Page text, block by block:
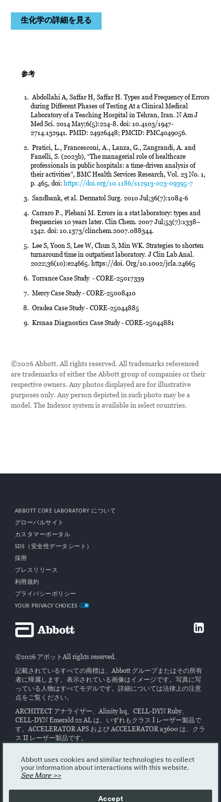
生化学の詳細を見る
参考
Abdollahi A, Saffar H, Saffar H. Types and Frequency of Errors
during Different Phases of Testing At a Clinical Medical
Laboratory of a Teaching Hospital in Tehran, Iran. N Am J
Med Sci. 2014 May;6(5):224-8. doi: 10.4103/1947-
2714.132941. PMID: 24926448; PMCID: PMC4049056.
Pratici, L., Francesconi, A., Lanza, G., Zangrandi, A. and
Fanelli, S. (2023b), “The managerial role of healthcare
professionals in public hospitals: a time-driven analysis of
their activities”, BMC Health Services Research, Vol. 23 No. 1,
p. 465, doi:https://doi.org/10.1186/s12913-023-09395-7
Sandbank, et al. Dermatol Surg. 2010 Jul;36(7):1084-6
Carraro P., Plebani M. Errors in a stat laboratory: types and
frequencies 10 years later. Clin Chem. 2007 Jul;53(7):1338–
1342. doi: 10.1373/clinchem.2007.088344.
Lee S, Yoon S, Lee W, Chun S, Min WK. Strategies to shorten
turnaround time in outpatient laboratory. J Clin Lab Anal.
2022;36(10):e24665. https://doi. Org/10.1002/jcla.24665
Torrance Case Study - CORE-25017339
Mercy Case Study - CORE-25008410
Oradea Case Study - CORE-25044885
Krsnaa Diagnostics Case Study - CORE-25044881
©2026 Abbott. All rights reserved. All trademarks referenced
are trademarks of either the Abbott group of companies or their
respective owners. Any photos displayed are for illustrative
purposes only. Any person depicted in such photo may be a
model. The Indexor system is available in select countries.
ABBOTT CORE LABORATORY について
グローバルサイト
カスタマーポータル
SDS（安全性データシート）
採用
プレスリリース
利用規約
プライバシーポリシー
YOUR PRIVACY CHOICES
©2026 アボットAll rights reserved.
記載されているすべての商標は、Abbott グループまたはその所有
者に帰属します。表示されている画像はイメージです。写真に写
っている人物はすべてモデルです。詳細については法律上の注意
点をご覧ください。
ARCHITECT アナライザー、Alinity hq、CELL-DYN Ruby、
CELL-DYN Emerald 22 AL は、いずれもクラス I レーザー製品で
す。ACCELERATOR APS および ACCELERATOR a3600 は、クラ
ス II レーザー製品です。
に対する 体外診断検査を実施することを目的としています。シス
テムマニュアル、ラベル、 試薬の指示をよくお読みください。
一般的な情報を掲載されています。製品の販売状況は国によって
Abbott uses cookies and similar technologies to collect
your information about interactions with this website.
See More >>
Accept